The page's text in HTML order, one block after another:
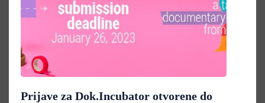
Prijave za Dok.Incubator otvorene do